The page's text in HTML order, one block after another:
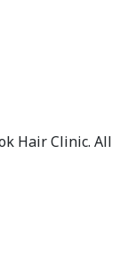
Hair Clinic. All